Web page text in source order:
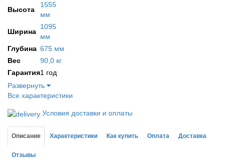
Высота
1555
мм
Ширина
1095
мм
Глубина 675 мм
Вес
90,0 кг
Гарантия1 год
Развернуть
Все характеристики
Условия доставки и оплаты
Описание Характеристики Как купить Оплата Доставка
Отзывы